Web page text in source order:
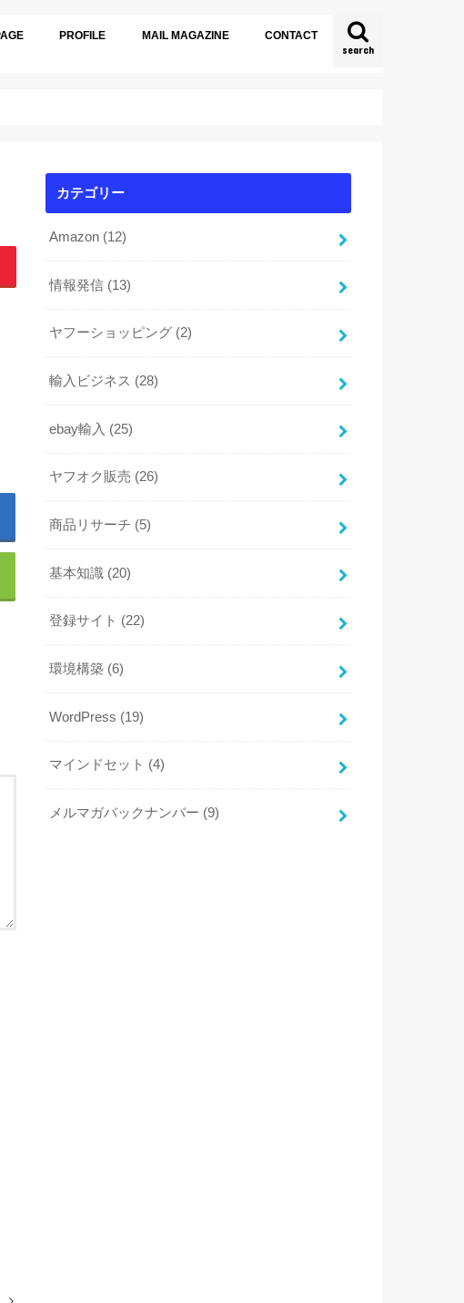
search
PROFILE MAIL MAGAZINE CONTACT
カテゴリー
Amazon (12)
情報発信 (13)
ヤフーショッピング (2)
輸入ビジネス (28)
ebay輸入 (25)
ヤフオク販売 (26)
商品リサーチ (5)
基本知識 (20)
登録サイト (22)
環境構築 (6)
WordPress (19)
マインドセット (4)
メルマガバックナンバー (9)